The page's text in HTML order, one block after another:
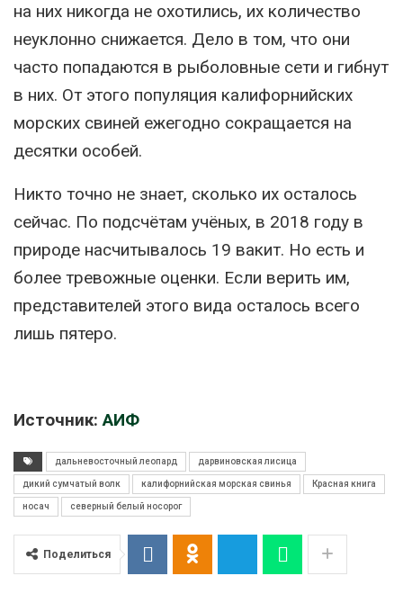
на них никогда не охотились, их количество
неуклонно снижается. Дело в том, что они
часто попадаются в рыболовные сети и гибнут
в них. От этого популяция калифорнийских
морских свиней ежегодно сокращается на
десятки особей.
Никто точно не знает, сколько их осталось
сейчас. По подсчётам учёных, в 2018 году в
природе насчитывалось 19 вакит. Но есть и
более тревожные оценки. Если верить им,
представителей этого вида осталось всего
лишь пятеро.
Источник:АИФ
дальневосточный леопард дарвиновская лисица
дикий сумчатый волк калифорнийская морская свинья Красная книга
носач северный белый носорог
Поделиться